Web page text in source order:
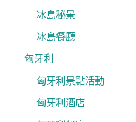
冰島秘景
冰島餐廳
匈牙利
匈牙利景點活動
匈牙利酒店